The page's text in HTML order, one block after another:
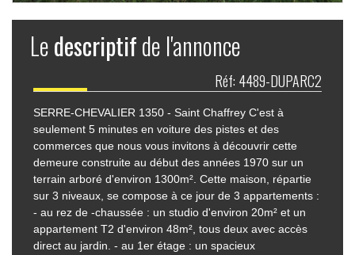
Ledescriptifde l'annonce
Réf: 4489-DUPARC2
SERRE-CHEVALIER 1350 - Saint Chaffrey C'est à
seulement 5 minutes en voiture des pistes et des
commerces que nous vous invitons à découvrir cette
demeure construite au début des années 1970 sur un
terrain arboré d'environ 1300m². Cette maison, répartie
sur 3 niveaux, se compose à ce jour de 3 appartements :
- au rez de -chaussée : un studio d'environ 20m² et un
appartement T2 d'environ 48m², tous deux avec accès
direct au jardin. - au 1er étage : un spacieux